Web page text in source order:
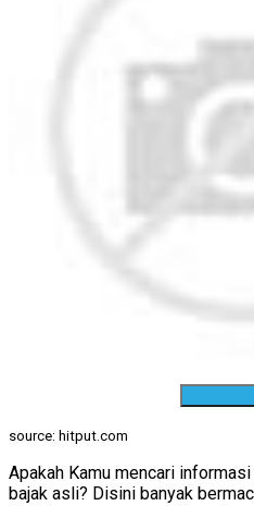
source: hitput.com
Apakah Kamu mencari
bajak asli? Disini banyak